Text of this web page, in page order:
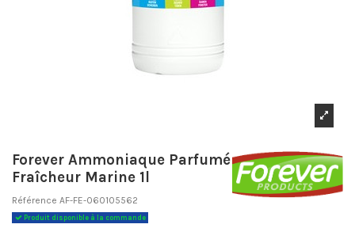
Forever Ammoniaque Parfumé
Fraîcheur Marine 1l
Référence AF-FE-060105562
Produit disponible à la commande